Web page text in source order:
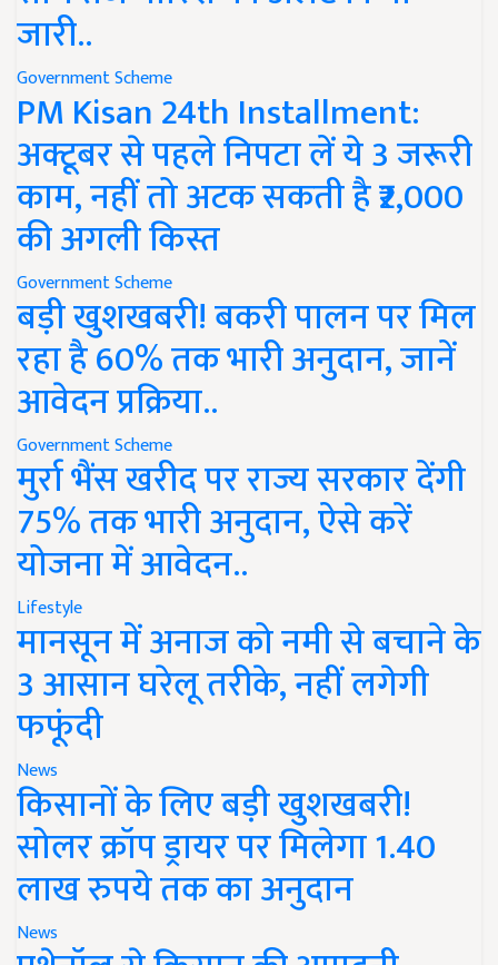
जारी..
Government Scheme
PM Kisan 24th Installment:
अक्टूबर से पहले निपटा लें ये 3 जरूरी
काम, नहीं तो अटक सकती है ₹2,000
की अगली किस्त
Government Scheme
बड़ी खुशखबरी! बकरी पालन पर मिल
रहा है 60% तक भारी अनुदान, जानें
आवेदन प्रक्रिया..
Government Scheme
मुर्रा भैंस खरीद पर राज्य सरकार देंगी
75% तक भारी अनुदान, ऐसे करें
योजना में आवेदन..
Lifestyle
मानसून में अनाज को नमी से बचाने के
3 आसान घरेलू तरीके, नहीं लगेगी
फफूंदी
News
किसानों के लिए बड़ी खुशखबरी!
सोलर क्रॉप ड्रायर पर मिलेगा 1.40
लाख रुपये तक का अनुदान
News